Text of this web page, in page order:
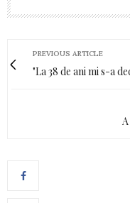
PREVIOUS ARTICLE
"La 38 de ani mi s-a